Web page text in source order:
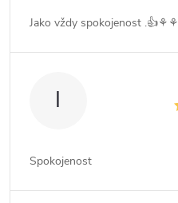
Jako vždy spokojenost .👍⚘️⚘️
I
Spokojenost